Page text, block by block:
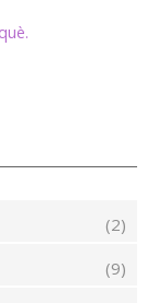
(2)
(9)